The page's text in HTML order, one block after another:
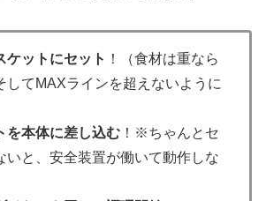
ケットにセット ！（食材は重なら
してMAXラインを超えないように
を本体に差し込む ！※ちゃんとセ
いと、安全装置が働いて動作しな